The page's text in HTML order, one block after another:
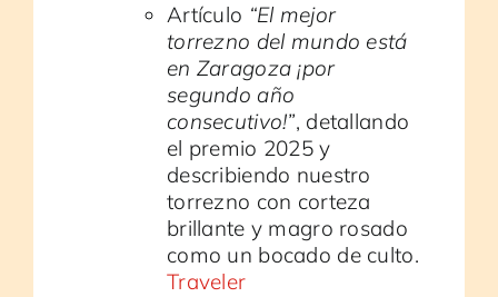
Artículo “El mejor
torrezno del mundo está
en Zaragoza ¡por
segundo año
consecutivo!”, detallando
el premio 2025 y
describiendo nuestro
torrezno con corteza
brillante y magro rosado
como un bocado de culto.
Traveler